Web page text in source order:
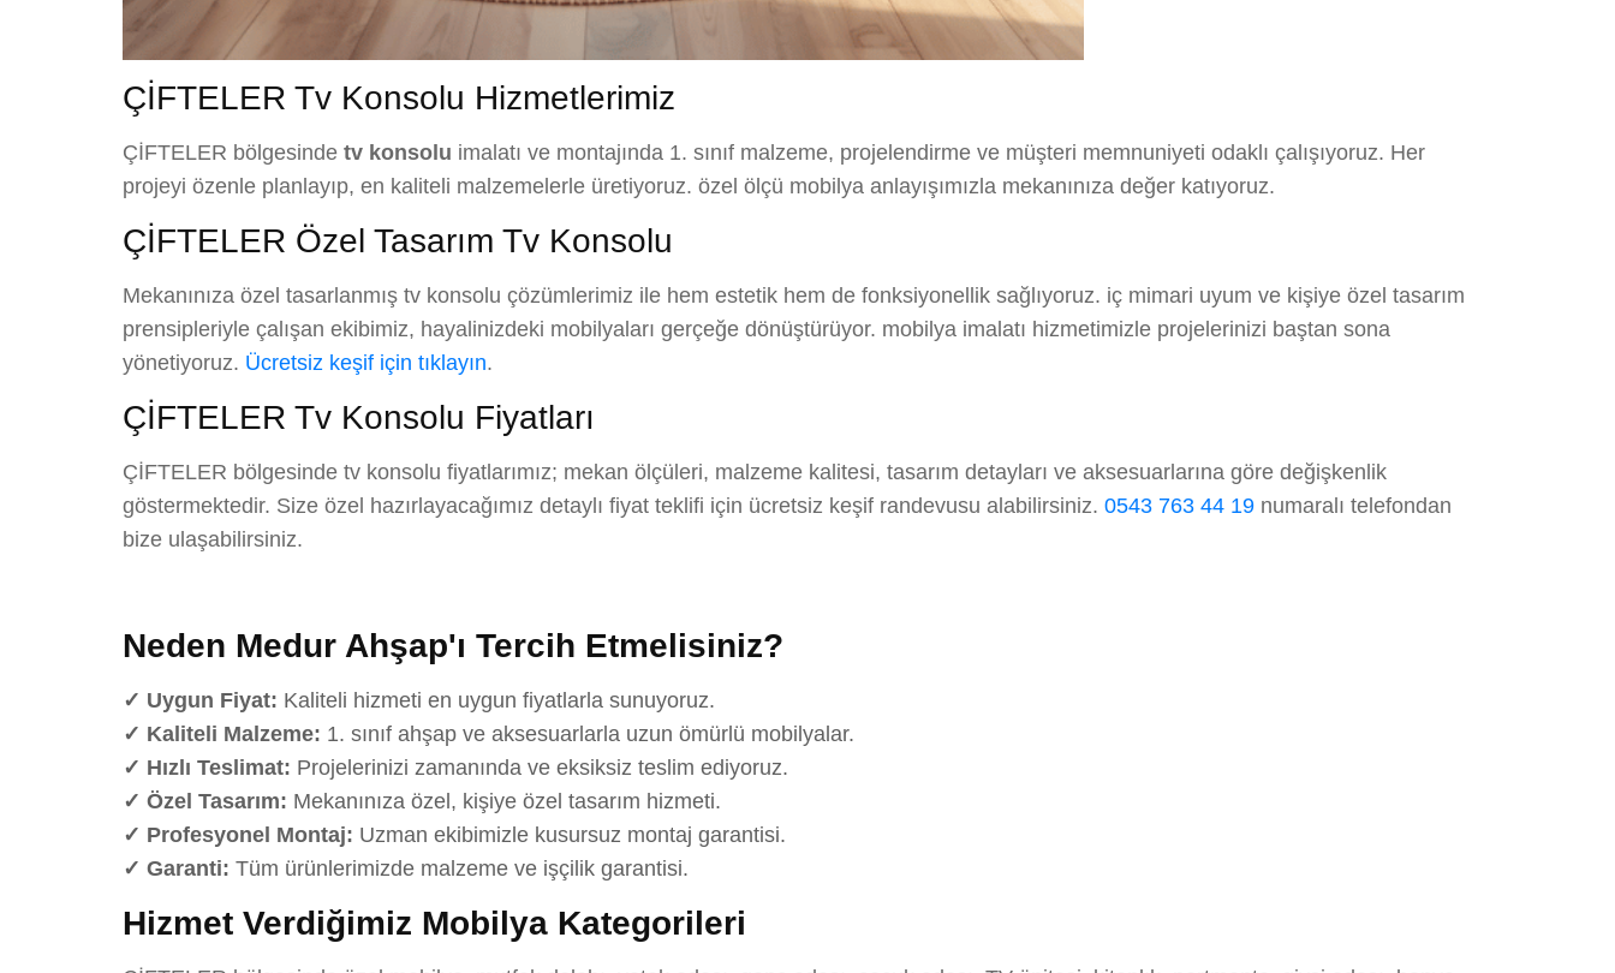
ÇİFTELER Tv Konsolu Hizmetlerimiz
ÇİFTELER bölgesinde tv konsolu imalatı ve montajında 1. sınıf malzeme, projelendirme ve müşteri memnuniyeti odaklı çalışıyoruz. Her
projeyi özenle planlayıp, en kaliteli malzemelerle üretiyoruz. özel ölçü mobilya anlayışımızla mekanınıza değer katıyoruz.
ÇİFTELER Özel Tasarım Tv Konsolu
Mekanınıza özel tasarlanmış tv konsolu çözümlerimiz ile hem estetik hem de fonksiyonellik sağlıyoruz. iç mimari uyum ve kişiye özel tasarım
prensipleriyle çalışan ekibimiz, hayalinizdeki mobilyaları gerçeğe dönüştürüyor. mobilya imalatı hizmetimizle projelerinizi baştan sona
yönetiyoruz. Ücretsiz keşif için tıklayın.
ÇİFTELER Tv Konsolu Fiyatları
ÇİFTELER bölgesinde tv konsolu fiyatlarımız; mekan ölçüleri, malzeme kalitesi, tasarım detayları ve aksesuarlarına göre değişkenlik
göstermektedir. Size özel hazırlayacağımız detaylı fiyat teklifi için ücretsiz keşif randevusu alabilirsiniz. 0543 763 44 19 numaralı telefondan
bize ulaşabilirsiniz.
Neden Medur Ahşap'ı Tercih Etmelisiniz?
✓ Uygun Fiyat: Kaliteli hizmeti en uygun fiyatlarla sunuyoruz.
✓ Kaliteli Malzeme: 1. sınıf ahşap ve aksesuarlarla uzun ömürlü mobilyalar.
✓ Hızlı Teslimat: Projelerinizi zamanında ve eksiksiz teslim ediyoruz.
✓ Özel Tasarım: Mekanınıza özel, kişiye özel tasarım hizmeti.
✓ Profesyonel Montaj: Uzman ekibimizle kusursuz montaj garantisi.
✓ Garanti: Tüm ürünlerimizde malzeme ve işçilik garantisi.
Hizmet Verdiğimiz Mobilya Kategorileri